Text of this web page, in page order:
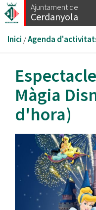
Vés
al
Ajuntament de
Cerdanyola
Esteu
aquí
Inici /Agenda
Màgia
d'hora)